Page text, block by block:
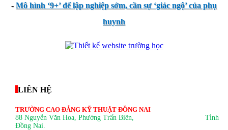
-Mô hình ‘9+’ để lập nghiệp sớm, cần sự ‘giác ngộ’ của phụ
huynh
LIÊN HỆ
TRƯỜNG CAO ĐẲNG KỸ THUẬT ĐỒNG NAI
88 Nguyễn Văn Hoa, Phường Trấn Biên , Tỉnh
Đồng Nai.